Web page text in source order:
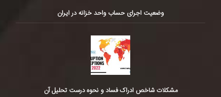
وضعیت اجرای حساب واحد خزانه در ایران
مشکلات شاخص ادراک فساد و نحوه درست تحلیل آن